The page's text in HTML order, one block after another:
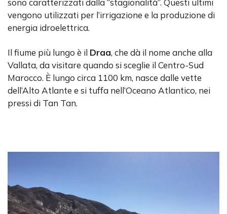
sono caratterizzati dalla “stagionalità”. Questi ultimi
vengono utilizzati per l’irrigazione e la produzione di
energia idroelettrica.
Il fiume più lungo è il Draa, che dà il nome anche alla
Vallata, da visitare quando si sceglie il Centro-Sud
Marocco. È lungo circa 1100 km, nasce dalle vette
dell’Alto Atlante e si tuffa nell’Oceano Atlantico, nei
pressi di Tan Tan.